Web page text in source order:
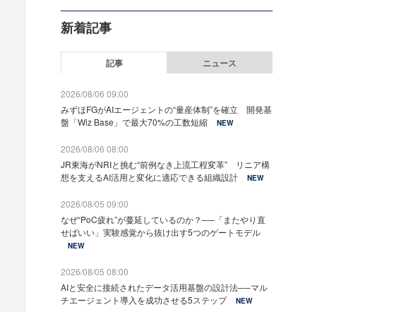
新着記事
記事 ニュース
2026/08/06 09:00
みずほFGがAIエージェントの“量産体制”を確立 開発基
盤「Wiz Base」で最大70%の工数短縮
NEW
2026/08/06 08:00
JR東海がNRIと挑む“前例なき上流工程変革” リニア構
想を支えるAI活用と変化に適応できる組織設計
NEW
2026/08/05 09:00
なぜ“PoC疲れ”が蔓延しているのか？──「またやり直
せばいい」実験感覚から抜け出す5つのゲートモデル
NEW
2026/08/05 08:00
AIと安全に接続されたデータ活用基盤の設計法──マル
チエージェント導入を成功させる5ステップ
NEW